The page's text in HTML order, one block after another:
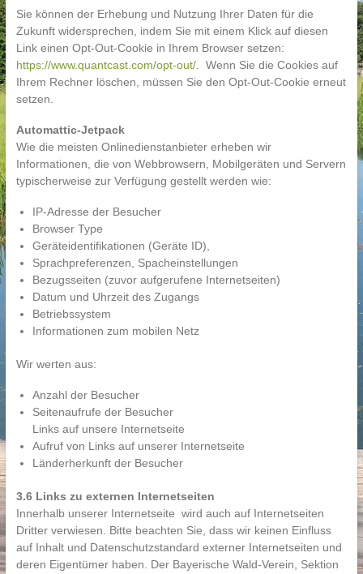
Sie können der Erhebung und Nutzung Ihrer Daten für die
Zukunft widersprechen, indem Sie mit einem Klick auf diesen
Link einen Opt-Out-Cookie in Ihrem Browser setzen:
https://www.quantcast.com/opt-out/. Wenn Sie die Cookies auf
Ihrem Rechner löschen, müssen Sie den Opt-Out-Cookie erneut
setzen.
Automattic-Jetpack
Wie die meisten Onlinedienstanbieter erheben wir
Informationen, die von Webbrowsern, Mobilgeräten und Servern
typischerweise zur Verfügung gestellt werden wie:
IP-Adresse der Besucher
Browser Type
Geräteidentifikationen (Geräte ID),
Sprachpreferenzen, Spacheinstellungen
Bezugsseiten (zuvor aufgerufene Internetseiten)
Datum und Uhrzeit des Zugangs
Betriebssystem
Informationen zum mobilen Netz
Wir werten aus:
Anzahl der Besucher
Seitenaufrufe der Besucher
Links auf unsere Internetseite
Aufruf von Links auf unserer Internetseite
Länderherkunft der Besucher
3.6 Links zu externen Internetseiten
Innerhalb unserer Internetseite wird auch auf Internetseiten
Dritter verwiesen. Bitte beachten Sie, dass wir keinen Einfluss
auf Inhalt und Datenschutzstandard externer Internetseiten und
deren Eigentümer haben. Der Bayerische Wald-Verein, Sektion